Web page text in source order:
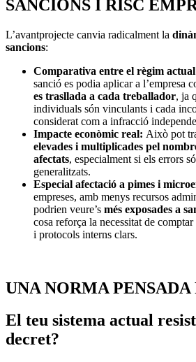
SANCIONS I RISC
L’avantprojecte canvia radicalment la
sancions:
Comparativa entre el règim
sanció es podia aplicar a l’empresa
es trasllada a cada treballador, ja
individuals són vinculants i cada
considerat com a infracció
Impacte econòmic real: Això pot
elevades i multiplicades pel
afectats, especialment si els errors
generalitzats.
Especial afectació a pimes i
empreses, amb menys recursos
podrien veure’s més exposades a
cosa reforça la necessitat de
i protocols interns clars.
UNA NORMA PENSADA
El teu sistema actual
decret?